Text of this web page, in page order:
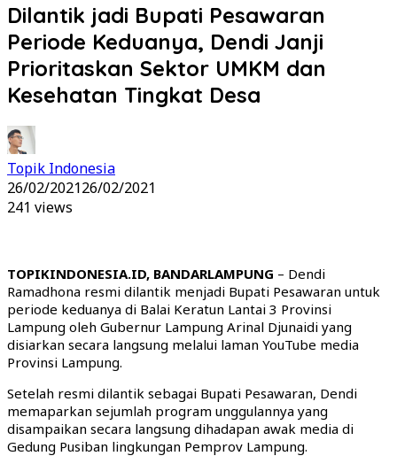
Dilantik jadi Bupati Pesawaran
Periode Keduanya, Dendi Janji
Prioritaskan Sektor UMKM dan
Kesehatan Tingkat Desa
Topik Indonesia
26/02/202126/02/2021
241 views
TOPIKINDONESIA.ID, BANDARLAMPUNG – Dendi
Ramadhona resmi dilantik menjadi Bupati Pesawaran untuk
periode keduanya di Balai Keratun Lantai 3 Provinsi
Lampung oleh Gubernur Lampung Arinal Djunaidi yang
disiarkan secara langsung melalui laman YouTube media
Provinsi Lampung.
Setelah resmi dilantik sebagai Bupati Pesawaran, Dendi
memaparkan sejumlah program unggulannya yang
disampaikan secara langsung dihadapan awak media di
Gedung Pusiban lingkungan Pemprov Lampung.